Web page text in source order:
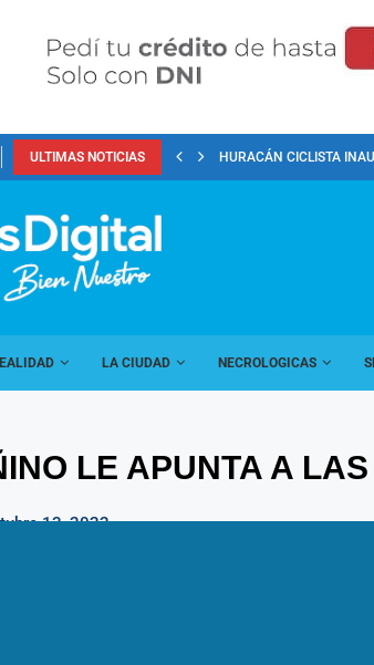
ULTIMAS NOTICIAS HURACÁN CICLISTA
LA CIUDAD NECROLOGICAS
LE APUNTA A LAS
13, 2022